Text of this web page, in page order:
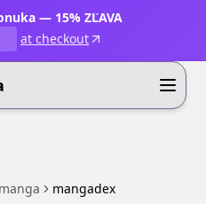
— 15% ZĽAVA
at checkout
mangadex